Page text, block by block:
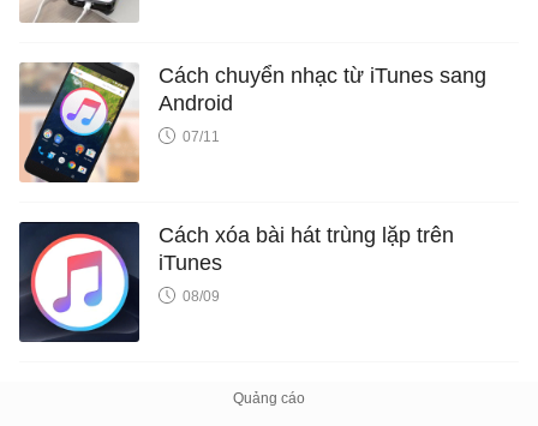
Cách chuyển nhạc từ iTunes sang
Android
07/11
Cách xóa bài hát trùng lặp trên
iTunes
08/09